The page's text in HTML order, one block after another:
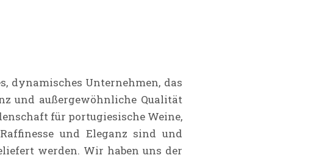
dynamisches Unternehmen, das
und außergewöhnliche Qualität
für portugiesische Weine,
und Eleganz sind und
werden. Wir haben uns der